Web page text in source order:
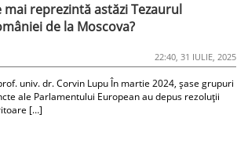
mai reprezintă astăzi Tezaurul
de la Moscova?
22:40, 31 IULIE, 2025
univ. dr. Corvin Lupu În martie 2024, șase grupuri
ale Parlamentului European au depus rezoluții
[…]